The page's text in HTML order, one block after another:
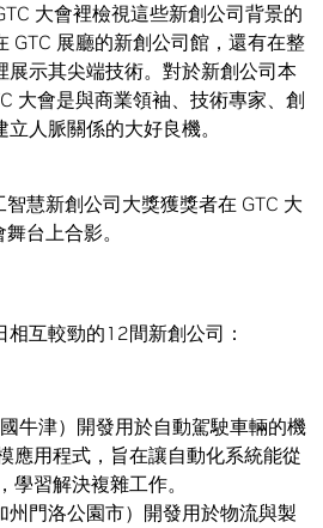
大會裡檢視這些新創公司背景的
GTC 展廳的新創公司館，還有在整
展示其尖端技術。對於新創公司本
大會是與商業領袖、技術專家、創
人脈關係的大好良機。
慧新創公司大獎獲獎者在 GTC 大
舞台上合影。
互較勁的12間新創公司：
國牛津）開發用於自動駕駛車輛的機
應用程式，旨在讓自動化系統能從
學習解決複雜工作。
州門洛公園市）開發用於物流與製